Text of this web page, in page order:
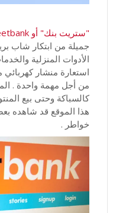
"ستريت بنك" أو streetbank
جميلة من ابتكار شاب
الأدوات المنزلية
استعارة منشار
من أجل مهمة واحدة .
كالسباكة وحتى بيع
هذا الموقع قد شاهده
خواطر .